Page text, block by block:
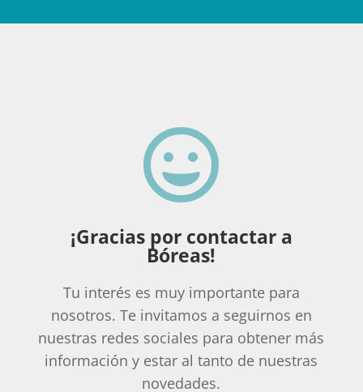

¡Gracias por contactar a
Bóreas!
Tu interés es muy importante para
nosotros. Te invitamos a seguirnos en
nuestras redes sociales para obtener más
información y estar al tanto de nuestras
novedades.